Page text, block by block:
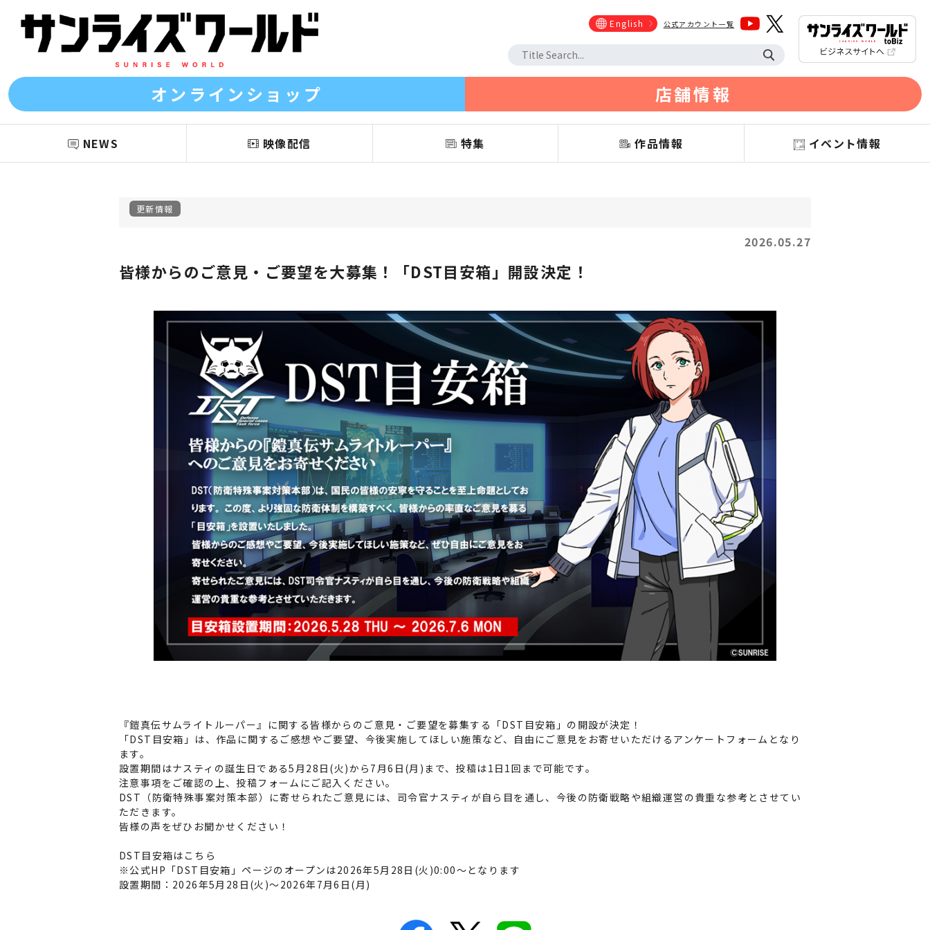
English 公式アカウント一覧
オンラインショップ 店舗情報
NEWS 映像配信 特集 作品情報 イベント情報
更新情報
2026.05.27
皆様からのご意見・ご要望を大募集！「DST目安箱」開設決定！
『鎧真伝サムライトルーパー』に関する皆様からのご意見・ご要望を募集する「DST目安箱」の開設が決定！
「DST目安箱」は、作品に関するご感想やご要望、今後実施してほしい施策など、自由にご意見をお寄せいただけるアンケートフォームとなり
ます。
設置期間はナスティの誕生日である5月28日(火)から7月6日(月)まで、投稿は1日1回まで可能です。
注意事項をご確認の上、投稿フォームにご記入ください。
DST（防衛特殊事案対策本部）に寄せられたご意見には、司令官ナスティが自ら目を通し、今後の防衛戦略や組織運営の貴重な参考とさせてい
ただきます。
皆様の声をぜひお聞かせください！
DST目安箱はこちら
※公式HP「DST目安箱」ページのオープンは2026年5月28日(火)0:00～となります
設置期間：2026年5月28日(火)～2026年7月6日(月)